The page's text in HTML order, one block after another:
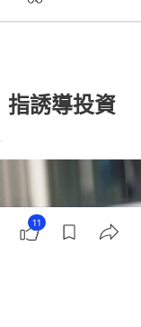
誘導投資
11